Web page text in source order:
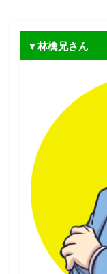
▼林檎兄さん